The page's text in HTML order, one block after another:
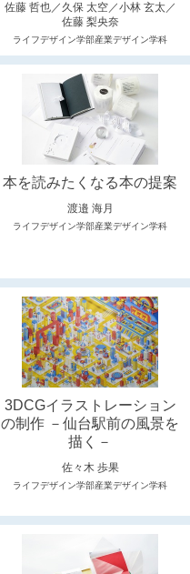
佐藤 哲也／久保 太空／小林 玄太／
佐藤 梨央奈
ライフデザイン学部産業デザイン学科
本を読みたくなる本の提案
渡邉 海月
ライフデザイン学部産業デザイン学科
3DCGイラストレーション
の制作 －仙台駅前の風景を
描く－
佐々木 歩果
ライフデザイン学部産業デザイン学科